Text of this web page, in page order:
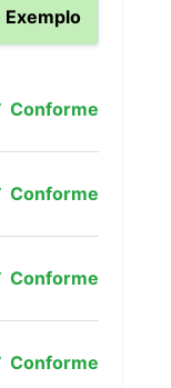
Exemplo
Conforme
Conforme
Conforme
Conforme